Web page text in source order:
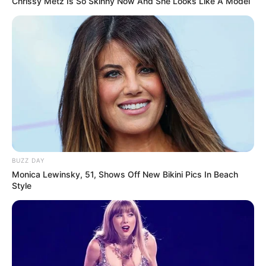
Lageplan als
Deutschlandweit Veranstaltung kostenlos
eintragen:
BUZZ DAY
Monica Lewinsky, 51, Shows Off New Bikini Pics In Beach
Style